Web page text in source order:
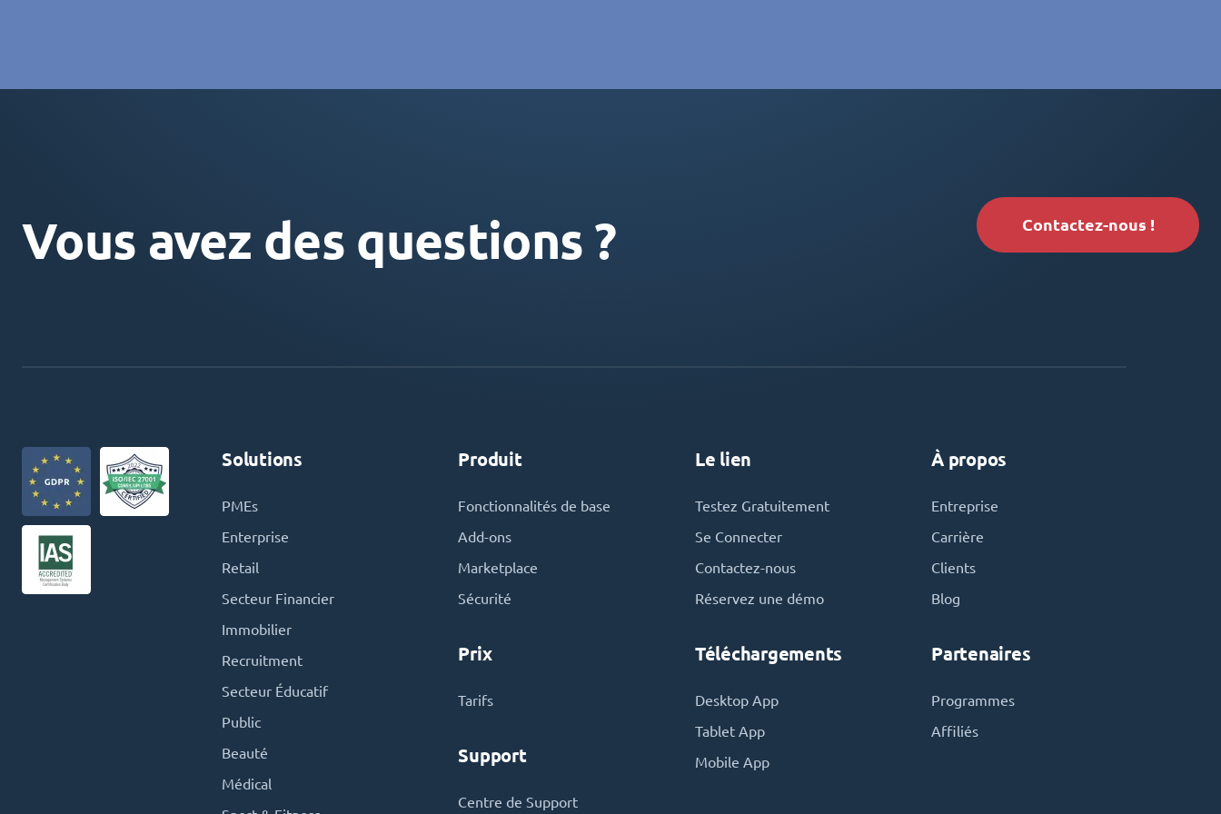
Vous avez des questions ? Contactez-nous !
Solutions
PMEs
Enterprise
Retail
Secteur Financier
Immobilier
Recruitment
Secteur Éducatif
Public
Beauté
Médical
Produit
Fonctionnalités de base
Add-ons
Marketplace
Sécurité
Prix
Tarifs
Support
Centre de Support
Le lien
Testez Gratuitement
Se Connecter
Contactez-nous
Réservez une démo
Téléchargements
Desktop App
Tablet App
Mobile App
À propos
Entreprise
Carrière
Clients
Blog
Partenaires
Programmes
Affiliés